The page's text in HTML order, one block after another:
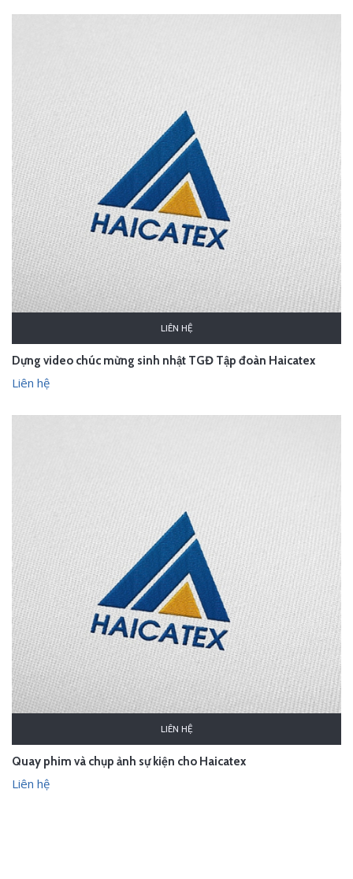
LIÊN HỆ
Dựng video chúc mừng sinh nhật TGĐ Tập đoàn Haicatex
Liên hệ
LIÊN HỆ
Quay phim và chụp ảnh sự kiện cho Haicatex
Liên hệ